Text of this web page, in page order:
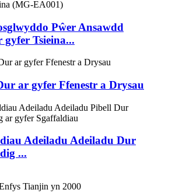
Pŵer Ansawdd
gyfer Tsieina...
ar gyfer Ffenestr a Drysau
Adeiladu Adeiladu Dur
...
Tianjin yn 2000